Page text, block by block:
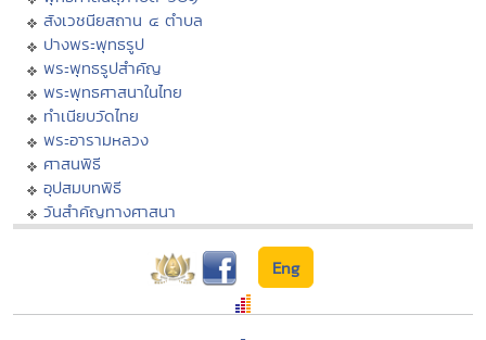
สังเวชนียสถาน ๔ ตำบล
ปางพระพุทธรูป
พระพุทธรูปสำคัญ
พระพุทธศาสนาในไทย
ทำเนียบวัดไทย
พระอารามหลวง
ศาสนพิธี
อุปสมบทพิธี
วันสำคัญทางศาสนา
Eng